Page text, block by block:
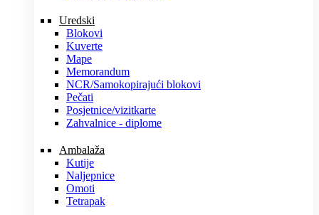
Uredski
Blokovi
Kuverte
Mape
Memorandum
NCR/Samokopirajući blokovi
Pečati
Posjetnice/vizitkarte
Zahvalnice - diplome
Ambalaža
Kutije
Naljepnice
Omoti
Tetrapak